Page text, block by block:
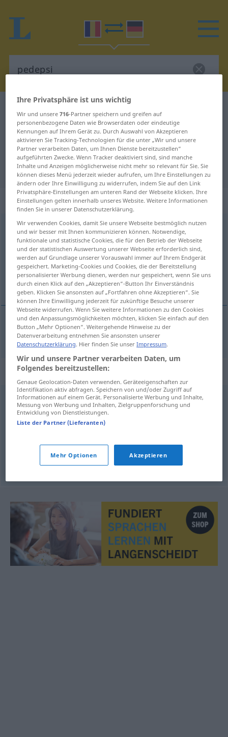
Rumänisch-Deutsch Übersetzung
für "pedepsi"
"pedepsi" Deutsch Übersetzung
„pedepsi“: verb tranzitiv
pedepsi v/t
Übersicht aller Übersetzungen
(Für mehr Details die Übersetzung anklicken/antippen)
bestrafen
(be)strafen pedepsi
Synonyme für "pedepsi"
căzni,chinui,crește ,educa,forma,instrui,învăța,
schingiui,tortura,trudi
condamna,răzbuna
Ihre Privatsphäre ist uns wichtig
Wir und unsere716-Partner speichern und greifen auf
personenbezogene Daten wie Browserdaten oder eindeutige
Kennungen auf Ihrem Gerät zu. Durch Auswahl von Akzeptieren
aktivieren Sie Tracking-Technologien für die unter „Wir und unsere
Partner verarbeiten Daten, um Ihnen Dienste bereitzustellen“
aufgeführten Zwecke. Wenn Tracker deaktiviert sind, sind manche
Inhalte und Anzeigen möglicherweise nicht mehr so relevant für Sie. Sie
können dieses Menü jederzeit wieder aufrufen, um Ihre Einstellungen zu
ändern oder Ihre Einwilligung zu widerrufen, indem Sie auf den Link
Privatsphäre-Einstellungen am unteren Rand der Webseite klicken. Ihre
Einstellungen gelten innerhalb unseres Website. Weitere Informationen
finden Sie in unserer Datenschutzerklärung.
Wir verwenden Cookies, damit Sie unsere Webseite bestmöglich nutzen
und wir besser mit Ihnen kommunizieren können. Notwendige,
funktionale und statistische Cookies, die für den Betrieb der Webseite
und der statistischen Auswertung unserer Webseite erforderlich sind,
werden auf Grundlage unserer Vorauswahl immer auf Ihrem Endgerät
gespeichert. Marketing-Cookies und Cookies, die der Bereitstellung
personalisierter Werbung dienen, werden nur gespeichert, wenn Sie uns
durch einen Klick auf den „Akzeptieren“-Button Ihr Einverständnis
geben. Klicken Sie ansonsten auf „Fortfahren ohne Akzeptieren“. Sie
können Ihre Einwilligung jederzeit für zukünftige Besuche unserer
Webseite widerrufen. Wenn Sie weitere Informationen zu den Cookies
und den Anpassungsmöglichkeiten möchten, klicken Sie einfach auf den
Button „Mehr Optionen“. Weitergehende Hinweise zu der
Datenverarbeitung entnehmen Sie ansonsten unserer
Datenschutzerklärung. Hier finden Sie unserImpressum.
Wir und unsere Partner verarbeiten Daten, um
Folgendes bereitzustellen:
Genaue Geolocation-Daten verwenden. Geräteeigenschaften zur
Identifikation aktiv abfragen. Speichern von und/oder Zugriff auf
Informationen auf einem Gerät. Personalisierte Werbung und Inhalte,
Messung von Werbung und Inhalten, Zielgruppenforschung und
Entwicklung von Dienstleistungen.
Liste der Partner (Lieferanten)
Mehr Optionen Akzeptieren